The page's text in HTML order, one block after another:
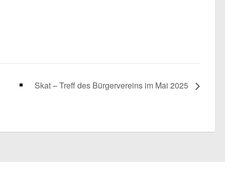
Skat – Treff des Bürgervereins im Mai 2025